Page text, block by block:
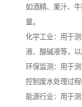
如酒精、果汁、
量。
化学工业：用于
液、酸碱液等，以
环保监测：用于
控制废水处理过程
能源行业：用于